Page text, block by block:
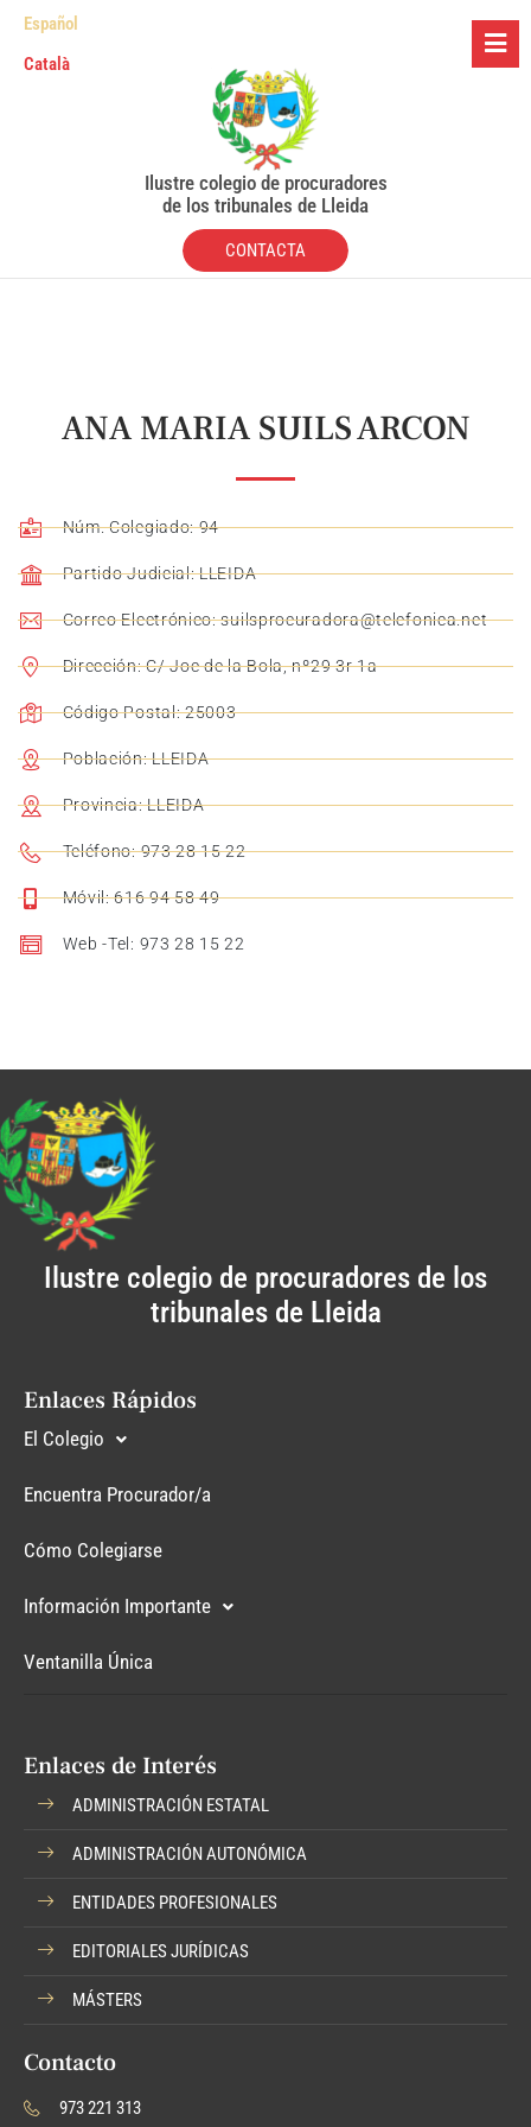
Español
Català
Ilustre colegio de procuradores
de los tribunales de Lleida
CONTACTA
ANA MARIA SUILS ARCON
Núm. Colegiado: 94
Partido Judicial: LLEIDA
Correo Electrónico: suilsprocuradora@telefonica.net
Dirección: C/ Joc de la Bola, nº29 3r 1a
Código Postal: 25003
Población: LLEIDA
Provincia: LLEIDA
Teléfono: 973 28 15 22
Móvil: 616 94 58 49
Web -Tel: 973 28 15 22
Ilustre colegio de procuradores de los
tribunales de Lleida
Enlaces Rápidos
El Colegio
Encuentra Procurador/a
Cómo Colegiarse
Información Importante
Ventanilla Única
Enlaces de Interés
ADMINISTRACIÓN ESTATAL
ADMINISTRACIÓN AUTONÓMICA
ENTIDADES PROFESIONALES
EDITORIALES JURÍDICAS
MÁSTERS
Contacto
973 221 313